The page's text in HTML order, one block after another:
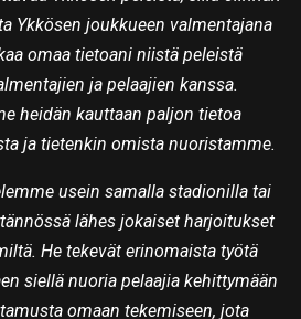
Ykkösen joukkueen valmentajana
omaa tietoani niistä peleistä
ja pelaajien kanssa.
heidän kauttaan paljon tietoa
ja tietenkin omista nuoristamme.
usein samalla stadionilla tai
lähes jokaiset harjoitukset
He tekevät erinomaista työtä
siellä nuoria pelaajia kehittymään
omaan tekemiseen, jota